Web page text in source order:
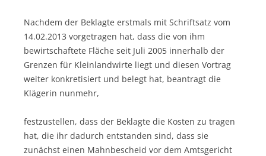
Nachdem der Beklagte erstmals mit Schriftsatz vom
14.02.2013 vorgetragen hat, dass die von ihm
bewirtschaftete Fläche seit Juli 2005 innerhalb der
Grenzen für Kleinlandwirte liegt und diesen Vortrag
weiter konkretisiert und belegt hat, beantragt die
Klägerin nunmehr,
festzustellen, dass der Beklagte die Kosten zu tragen
hat, die ihr dadurch entstanden sind, dass sie
zunächst einen Mahnbescheid vor dem Amtsgericht